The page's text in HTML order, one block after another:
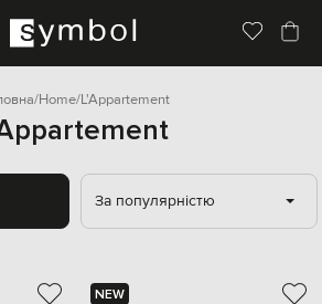
Home L'Appartement
За популярністю
NEW